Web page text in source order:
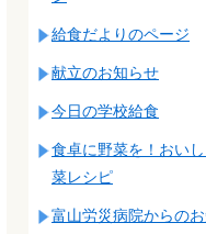
給食だよりのページ
献立のお知らせ
今日の学校給食
食卓に野菜を！おい
菜レシピ
富山労災病院からの